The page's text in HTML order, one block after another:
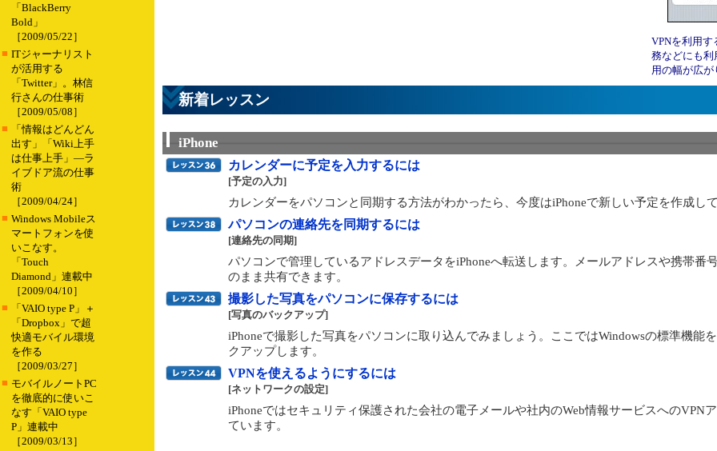
「BlackBerry
Bold」
［2009/05/22］
■ ITジャーナリスト
が活用する
「Twitter」。林信
行さんの仕事術
［2009/05/08］
■
「情報はどんどん
出す」「Wiki上手
は仕事上手」―ラ
イブドア流の仕事
術
［2009/04/24］
■ Windows Mobileス
マートフォンを使
いこなす。
「Touch
Diamond」連載中
［2009/04/10］
■
「VAIO type P」＋
「Dropbox」で超
快適モバイル環境
を作る
［2009/03/27］
■ モバイルノートPC
を徹底的に使いこ
なす「VAIO type
P」連載中
［2009/03/13］
VPNを利用す
務などにも利
用の幅が広が
新着レッスン
iPhone
カレンダーに予定を入力するには
[予定の入力]
カレンダーをパソコンと同期する方法がわかったら、今度はiPhoneで新しい予定を作成し
パソコンの連絡先を同期するには
[連絡先の同期]
パソコンで管理しているアドレスデータをiPhoneへ転送します。メールアドレスや携帯番
のまま共有できます。
撮影した写真をパソコンに保存するには
[写真のバックアップ]
iPhoneで撮影した写真をパソコンに取り込んでみましょう。ここではWindowsの標準機能
クアップします。
VPNを使えるようにするには
[ネットワークの設定]
iPhoneではセキュリティ保護された会社の電子メールや社内のWeb情報サービスへのVPN
ています。